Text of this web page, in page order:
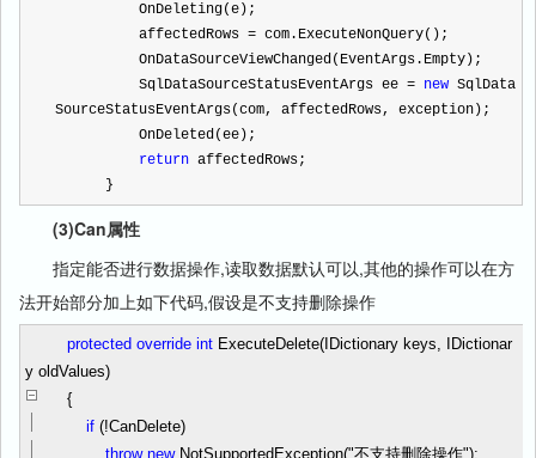
          OnDeleting(e);
          affectedRows
= com.ExecuteNonQuery();
          OnDataSourceViewChanged(EventArgs.Empty);
          SqlDataSourceStatusEventArgs ee
= new SqlData
SourceStatusEventArgs(com, affectedRows, exception);
          OnDeleted(ee);
return affectedRows;
      }
(3)Can属性
指定能否进行数据操作,读取数据默认可以,其他的操作可以在方
法开始部分加上如下代码,假设是不支持删除操作
protected override int ExecuteDelete(IDictionary keys, IDictionar
y oldValues)
{
if (!CanDelete)
throw newNotSupportedException("不支持删除操作");